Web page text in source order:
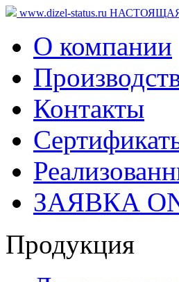
www.dizel-status.ru
О компании
Контакты
ЗАЯВКА
Продукция